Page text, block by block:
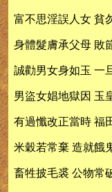
富不思淫誤人女 貧
身體髮膚承父母 敗
誠勸男女身如玉 一
男盜女娼地獄因 玉
有過懺改正當時 福
米穀若常棄 造就餓
畜牲披毛裘 公物常